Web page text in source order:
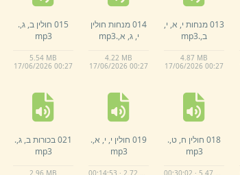
013 מנחות י, א, י,
ב,.
mp3
4.87 MB
17/06/2026 00:27
014 מנחות חולין
י, ג, א,.
mp3
4.22 MB
17/06/2026 00:27
015 חולין ב, ג,.
mp3
5.54 MB
17/06/2026 00:27
018 חולין ח, ט,.
mp3
019 חולין י, י, א,.
mp3
021 בכורות ב, ג,.
mp3
2. 96 MB